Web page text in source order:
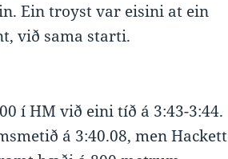
Ein troyst var eisini at ein
við sama starti.
í HM við eini tíð á 3:43-3:44.
á 3:40.08, men Hackett